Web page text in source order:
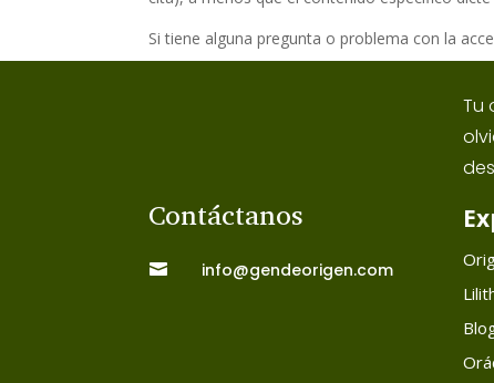
Si tiene alguna pregunta o problema con la
Tu
Contáctanos
 info@gendeorigen.com